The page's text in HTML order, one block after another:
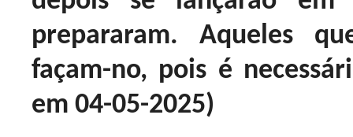
prepararam. Aqueles
façam-no, pois é
em 04-05-2025)